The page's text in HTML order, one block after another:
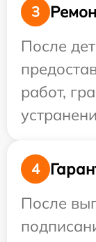
3
После
работ,
4
После